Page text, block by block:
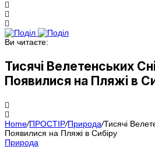
Ви читаєте:
Тисячі Велетенських
Появилися на Пляжі в
Home/ПРОСТІР/Природа/Тисячі
Появилися на Пляжі в Сибіру
Природа